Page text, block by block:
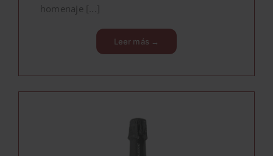
homenaje [...]
Leer más →